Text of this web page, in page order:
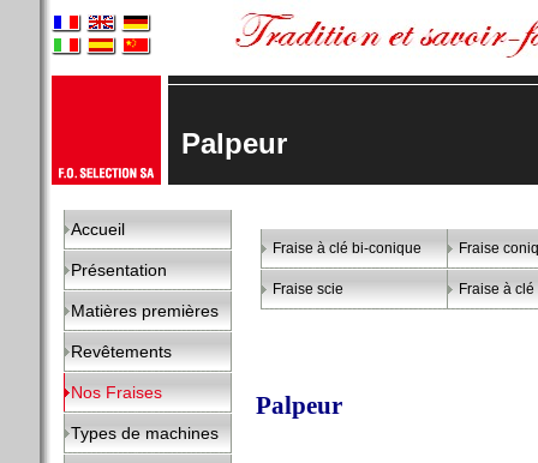
Palpeur
Accueil
Présentation
Matières premières
Revêtements
Nos Fraises
Types de machines
Fraise à clé bi-conique Fraise
Fraise scie Fraise à
Palpeur